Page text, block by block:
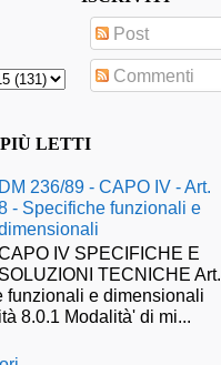
Post
Commenti
LETTI
DM 236/89 - CAPO IV - Art.
- Specifiche funzionali e
IV SPECIFICHE E
SOLUZIONI TECNICHE Art.
funzionali e dimensionali
8.0.1 Modalità' di mi...